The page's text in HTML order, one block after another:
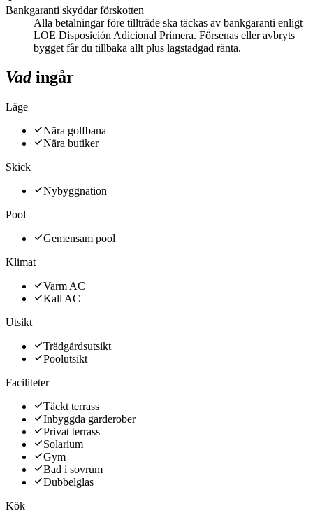
Bankgaranti skyddar förskotten
Alla betalningar före tillträde ska täckas av bankgaranti enligt
LOE Disposición Adicional Primera. Försenas eller avbryts
bygget får du tillbaka allt plus lagstadgad ränta.
Vadingår
Läge
Nära golfbana
Nära butiker
Skick
Nybyggnation
Pool
Gemensam pool
Klimat
Varm AC
Kall AC
Utsikt
Trädgårdsutsikt
Poolutsikt
Faciliteter
Täckt terrass
Inbyggda garderober
Privat terrass
Solarium
Gym
Bad i sovrum
Dubbelglas
Kök